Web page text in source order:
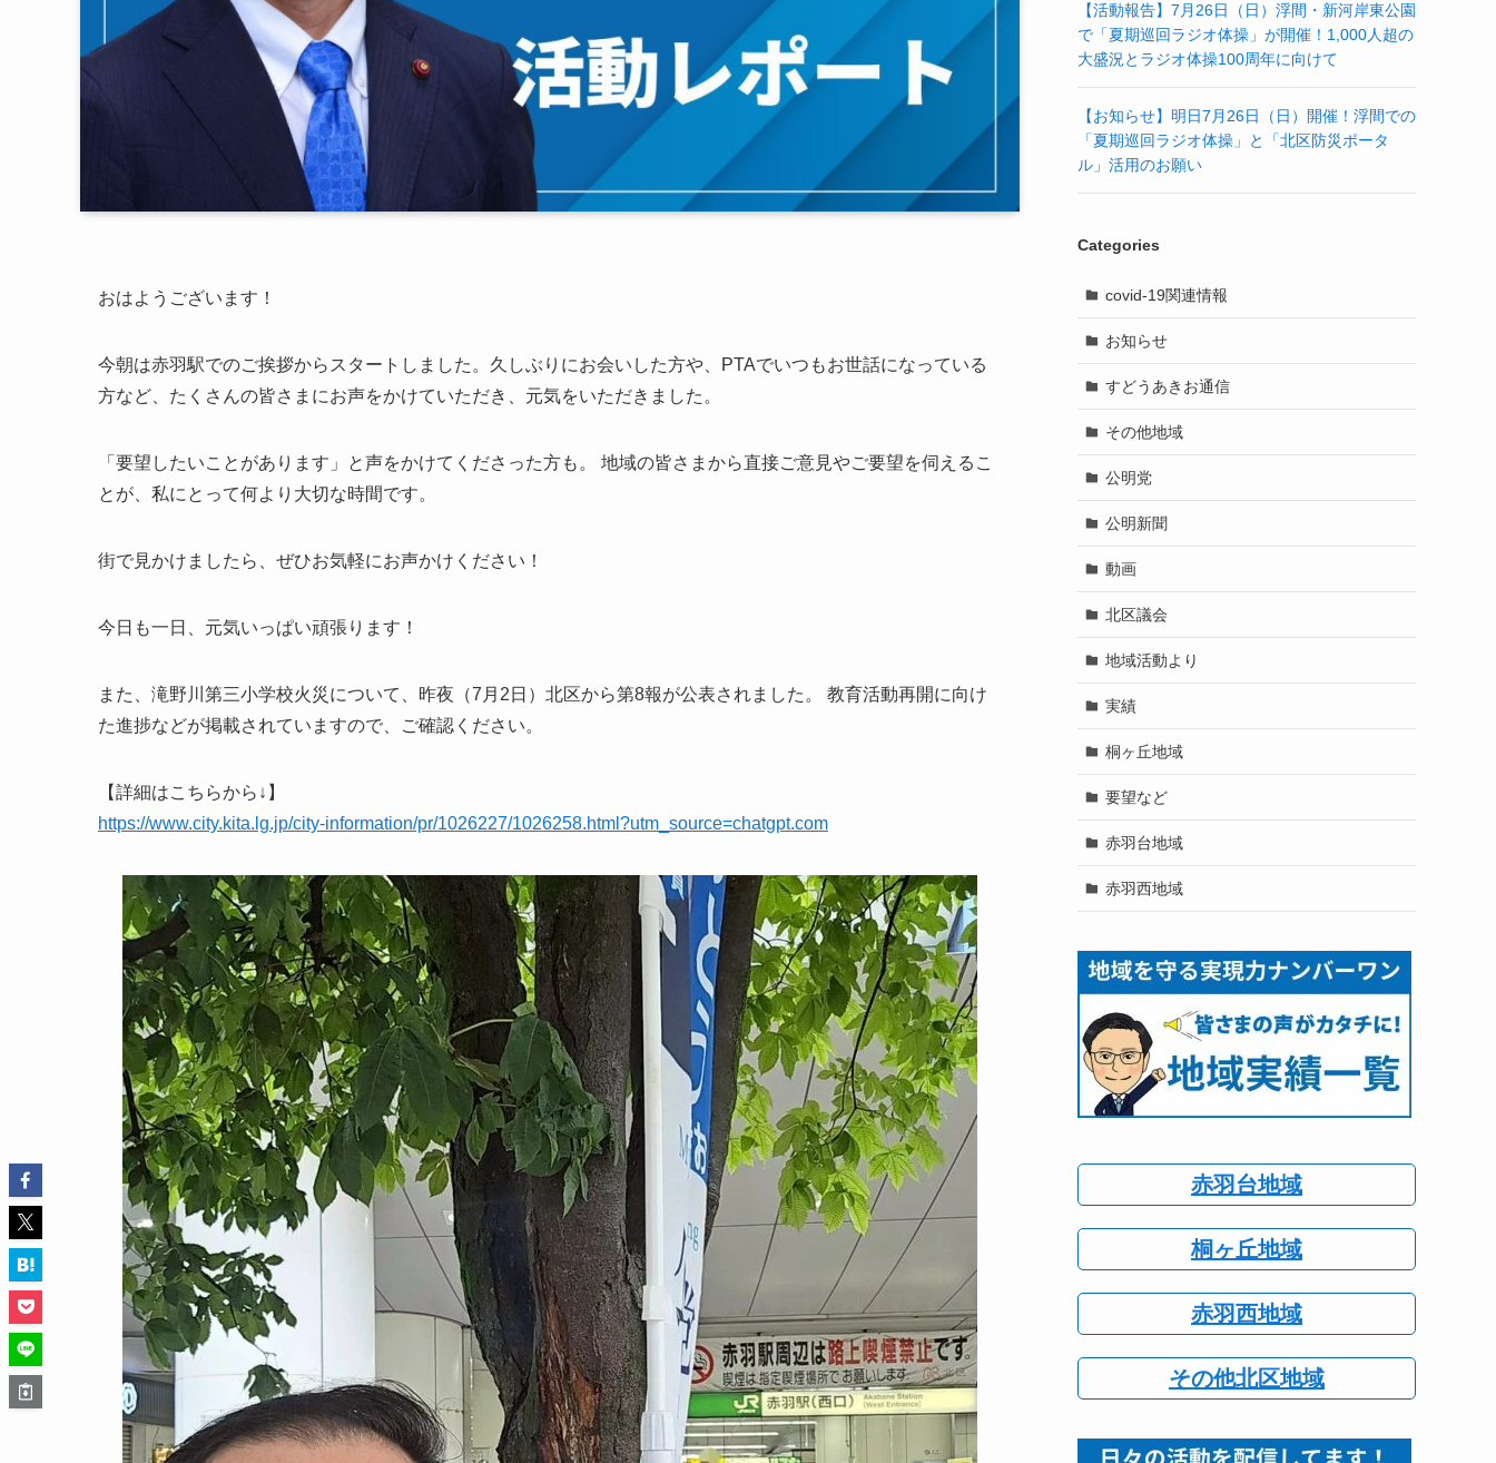
おはようございます！
今朝は赤羽駅でのご挨拶からスタートしました。久しぶりにお会いした方や、PTAでいつもお世話になっている
方など、たくさんの皆さまにお声をかけていただき、元気をいただきました。
「要望したいことがあります」と声をかけてくださった方も。 地域の皆さまから直接ご意見やご要望を伺えるこ
とが、私にとって何より大切な時間です。
街で見かけましたら、ぜひお気軽にお声かけください！
今日も一日、元気いっぱい頑張ります！
また、滝野川第三小学校火災について、昨夜（7月2日）北区から第8報が公表されました。 教育活動再開に向け
た進捗などが掲載されていますので、ご確認ください。
【詳細はこちらから↓】
https://www.city.kita.lg.jp/city-information/pr/1026227/1026258.html?utm_source=chatgpt.com
【活動報告】7月26日（日）浮間・新河岸東公園
で「夏期巡回ラジオ体操」が開催！1,000人超の
大盛況とラジオ体操100周年に向けて
【お知らせ】明日7月26日（日）開催！浮間での
「夏期巡回ラジオ体操」と「北区防災ポータ
ル」活用のお願い
Categories
covid-19関連情報
お知らせ
すどうあきお通信
その他地域
公明党
公明新聞
動画
北区議会
地域活動より
実績
桐ヶ丘地域
要望など
赤羽台地域
赤羽西地域
赤羽台地域
桐ヶ丘地域
赤羽西地域
その他北区地域